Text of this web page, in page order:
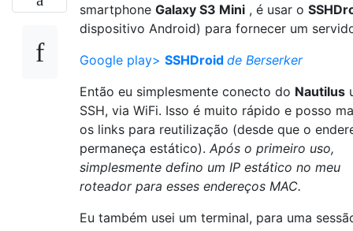
smartphone Galaxy S3 Mini , é usar o
dispositivo Android) para fornecer um
Google play> SSHDroid de Berserker
Então eu simplesmente conecto do Nautilus
SSH, via WiFi. Isso é muito rápido e posso
os links para reutilização (desde que o
permaneça estático). Após o primeiro uso,
simplesmente defino um IP estático no meu
roteador para esses endereços MAC.
Eu também usei um terminal, para uma